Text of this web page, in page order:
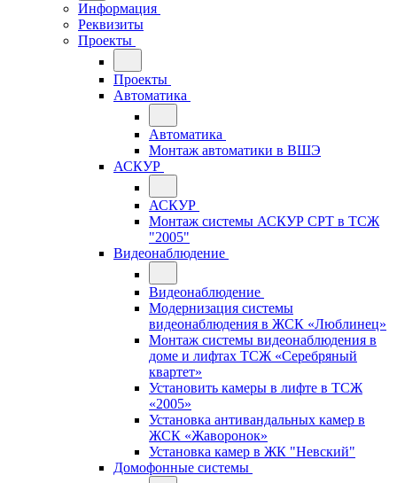
Информация
Реквизиты
Проекты
Проекты
Автоматика
Автоматика
Монтаж автоматики в ВШЭ
АСКУР
АСКУР
Монтаж системы АСКУР СРТ в ТСЖ
"2005"
Видеонаблюдение
Видеонаблюдение
Модернизация системы
видеонаблюдения в ЖСК «Люблинец»
Монтаж системы видеонаблюдения в
доме и лифтах ТСЖ «Серебряный
квартет»
Установить камеры в лифте в ТСЖ
«2005»
Установка антивандальных камер в
ЖСК «Жаворонок»
Установка камер в ЖК "Невский"
Домофонные системы